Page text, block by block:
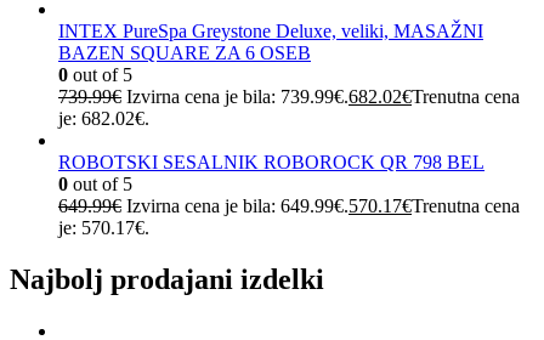
INTEX PureSpa Greystone Deluxe, veliki, MASAŽNI
BAZEN SQUARE ZA 6 OSEB
0 out of 5
739.99€ Izvirna cena je bila: 739.99€.682.02€Trenutna cena
je: 682.02€.
ROBOTSKI SESALNIK ROBOROCK QR 798 BEL
0 out of 5
649.99€ Izvirna cena je bila: 649.99€.570.17€Trenutna cena
je: 570.17€.
Najbolj prodajani izdelki